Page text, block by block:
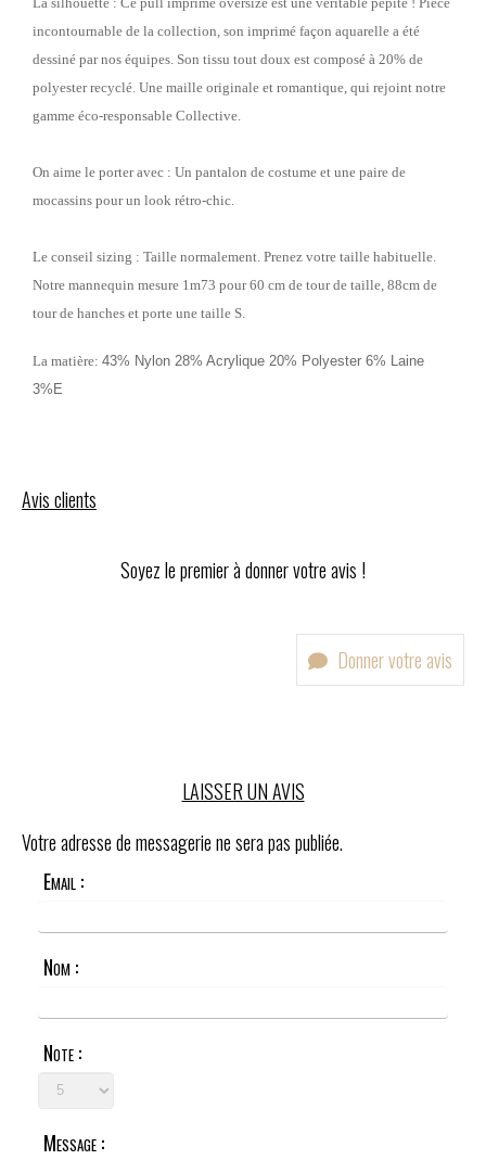
incontournable de la collection, son imprimé façon aquarelle a été
dessiné par nos équipes. Son tissu tout doux est composé à 20% de
polyester recyclé. Une maille originale et romantique, qui rejoint notre
gamme éco-responsable Collective.
On aime le porter avec : Un pantalon de costume et une paire de
mocassins pour un look rétro-chic.
Le conseil sizing : Taille normalement. Prenez votre taille habituelle.
Notre mannequin mesure 1m73 pour 60 cm de tour de taille, 88cm de
tour de hanches et porte une taille S.
La matière: 43% Nylon 28% Acrylique 20% Polyester 6% Laine
3%E
Avis clients
Soyez le premier à donner votre avis !
Donner votre avis
LAISSER UN AVIS
Votre adresse de messagerie ne sera pas publiée.
Email :
Nom :
Note :
Message :